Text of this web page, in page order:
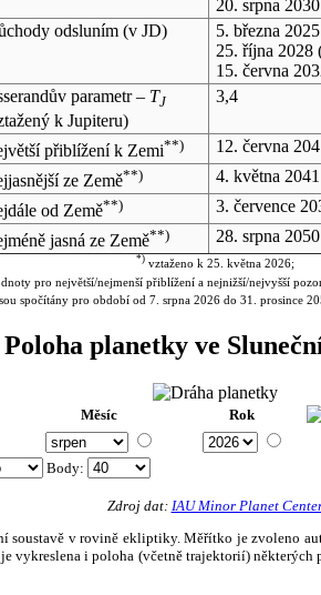
20. srpna 2030
odsluním (v JD) 5. března 2025
25. října 2028
15. června
parametr – TJ
k Jupiteru)
3,4
přiblížení k Zemi**) 12. června
ze Země**) 4. května 2041
od Země**) 3. července
jasná ze Země**) 28. srpna 2050
*)vztaženo k 25. května 2026;
pro největší/nejmenší přiblížení a nejnižší/nejvyšší
spočítány pro období od 7. srpna 2026 do 31. prosince
Poloha planetky ve
Měsíc Rok
Body:
Zdroj dat: IAU Minor Planet
soustavě v rovině ekliptiky. Měřítko je zvoleno
i poloha (včetně trajektorií)